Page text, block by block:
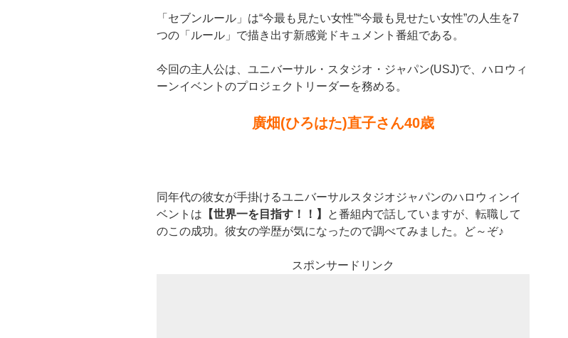
「セブンルール」は“今最も見たい女性”“今最も見せたい女性”の人生を7
つの「ルール」で描き出す新感覚ドキュメント番組である。
今回の主人公は、ユニバーサル・スタジオ・ジャパン(USJ)で、ハロウィ
ーンイベントのプロジェクトリーダーを務める。
廣畑(ひろはた)直子さん40歳
同年代の彼女が手掛けるユニバーサルスタジオジャパンのハロウィンイ
ベントは 【世界一を目指す！！】
と番組内で話していますが、転職して
のこの成功。彼女の学歴が気になったので調べてみました。ど～ぞ♪
スポンサードリンク